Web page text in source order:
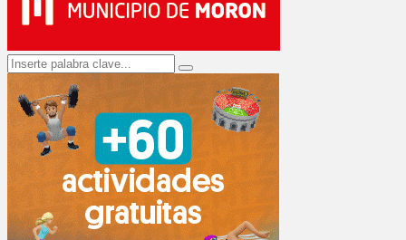
Search
for:
Search